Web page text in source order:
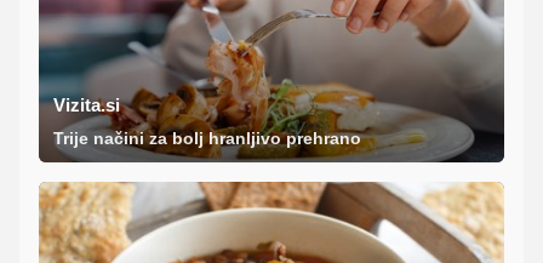
Vizita.si
Trije načini za bolj hranljivo prehrano